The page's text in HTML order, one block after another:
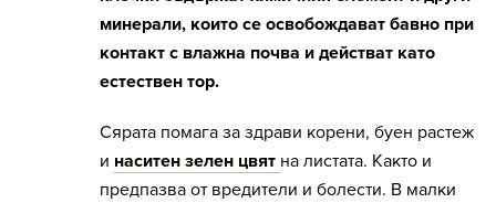
минерали, които се освобождават бавно при
контакт с влажна почва и действат като
естествен тор.
Сярата помага за здрави корени, буен растеж
и наситен зелен цвят на листата. Както и
предпазва от вредители и болести. В малки